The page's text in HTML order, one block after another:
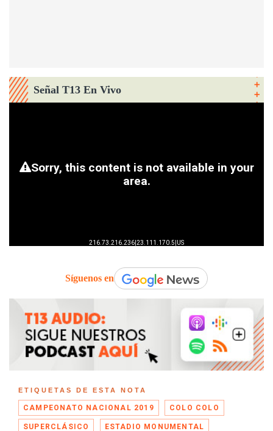
Señal T13 En Vivo
Síguenos en
ETIQUETAS DE ESTA NOTA
CAMPEONATO NACIONAL 2019 COLO COLO
SUPERCLÁSICO ESTADIO MONUMENTAL